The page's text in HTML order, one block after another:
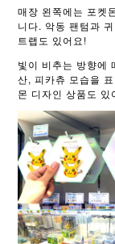
매장 왼쪽에는 포켓
니다. 악동 팬텀과
트랩도 있어요!
빛이 비추는 방향에
산, 피카츄 모습을
몬 디자인 상품도 있